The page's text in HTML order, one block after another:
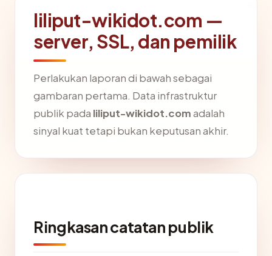
liliput-wikidot.com —
server, SSL, dan pemilik
Perlakukan laporan di bawah sebagai
gambaran pertama. Data infrastruktur
publik pada liliput-wikidot.comadalah
sinyal kuat tetapi bukan keputusan akhir.
Ringkasan catatan publik